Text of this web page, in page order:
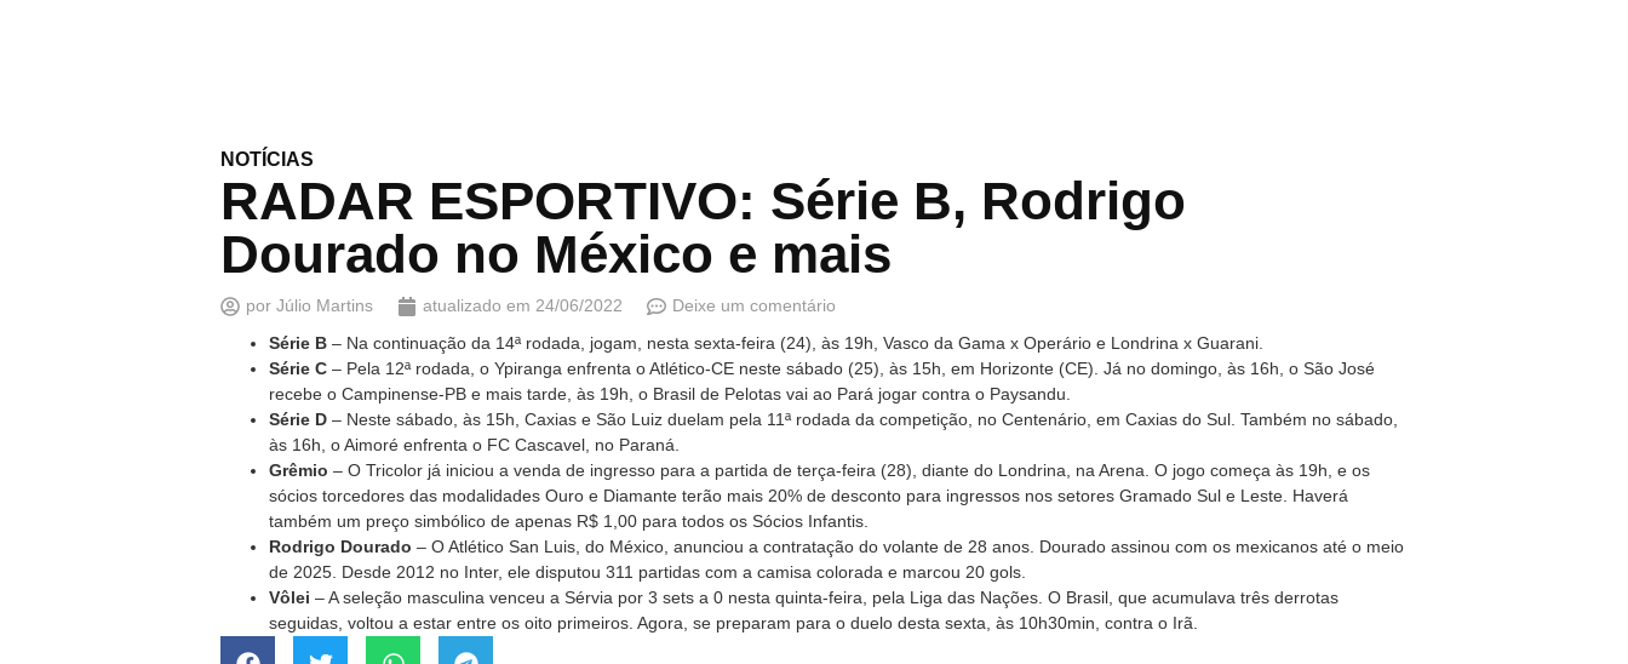
NOTÍCIAS
RADAR ESPORTIVO: Série B, Rodrigo
Dourado no México e mais
por Júlio Martins atualizado em 24/06/2022
Deixe um comentário
Série B – Na continuação da 14ª rodada, jogam, nesta sexta-feira (24), às 19h, Vasco da Gama x Operário e Londrina x Guarani.
Série C – Pela 12ª rodada, o Ypiranga enfrenta o Atlético-CE neste sábado (25), às 15h, em Horizonte (CE). Já no domingo, às 16h, o São José
recebe o Campinense-PB e mais tarde, às 19h, o Brasil de Pelotas vai ao Pará jogar contra o Paysandu.
Série D – Neste sábado, às 15h, Caxias e São Luiz duelam pela 11ª rodada da competição, no Centenário, em Caxias do Sul. Também no sábado,
às 16h, o Aimoré enfrenta o FC Cascavel, no Paraná.
Grêmio – O Tricolor já iniciou a venda de ingresso para a partida de terça-feira (28), diante do Londrina, na Arena. O jogo começa às 19h, e os
sócios torcedores das modalidades Ouro e Diamante terão mais 20% de desconto para ingressos nos setores Gramado Sul e Leste. Haverá
também um preço simbólico de apenas R$ 1,00 para todos os Sócios Infantis.
Rodrigo Dourado – O Atlético San Luis, do México, anunciou a contratação do volante de 28 anos. Dourado assinou com os mexicanos até o meio
de 2025. Desde 2012 no Inter, ele disputou 311 partidas com a camisa colorada e marcou 20 gols.
Vôlei – A seleção masculina venceu a Sérvia por 3 sets a 0 nesta quinta-feira, pela Liga das Nações. O Brasil, que acumulava três derrotas
seguidas, voltou a estar entre os oito primeiros. Agora, se preparam para o duelo desta sexta, às 10h30min, contra o Irã.